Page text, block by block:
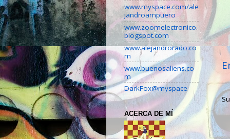
www.myspace.com/ale
jandroampuero
www.zoomelectronico.
blogspot.com
www.alejandrorado.co
m
www.buenosaliens.co
m
DarkFox@myspace
ACERCA DE MÍ